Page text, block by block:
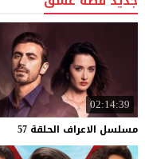
02:14:39
مسلسل الاعراف الحلقة 57